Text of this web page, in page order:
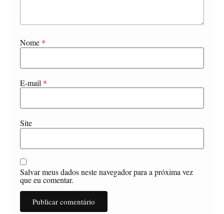
Nome *
E-mail *
Site
Salvar meus dados neste navegador para a próxima vez
que eu comentar.